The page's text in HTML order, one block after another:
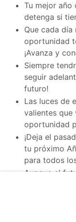
Tu mejor año
detenga si
Que cada
oportunidad
¡Avanza y
Siempre
seguir
futuro!
Las luces de
valientes que
oportunidad
¡Deja el
tu próximo
para todos
Aunque el